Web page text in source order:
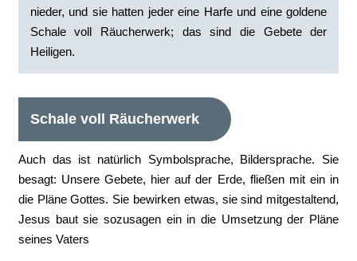
nieder, und sie hatten jeder eine Harfe und eine goldene
Schale voll Räucherwerk; das sind die Gebete der
Heiligen.
Schale voll Räucherwerk
Auch das ist natürlich Symbolsprache, Bildersprache. Sie
besagt: Unsere Gebete, hier auf der Erde, fließen mit ein in
die Pläne Gottes. Sie bewirken etwas, sie sind mitgestaltend,
Jesus baut sie sozusagen ein in die Umsetzung der Pläne
seines Vaters